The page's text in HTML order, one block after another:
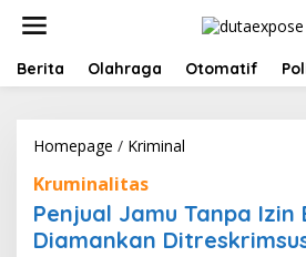
t
Berita Olahraga Otomatif
Homepage / Kriminal
j
u
a
Kruminalitas
Penjual Jamu Tanpa Izin
Diamankan